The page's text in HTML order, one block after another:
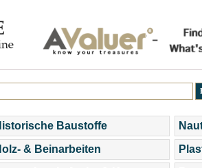
Baustoffe
& Beinarbeiten